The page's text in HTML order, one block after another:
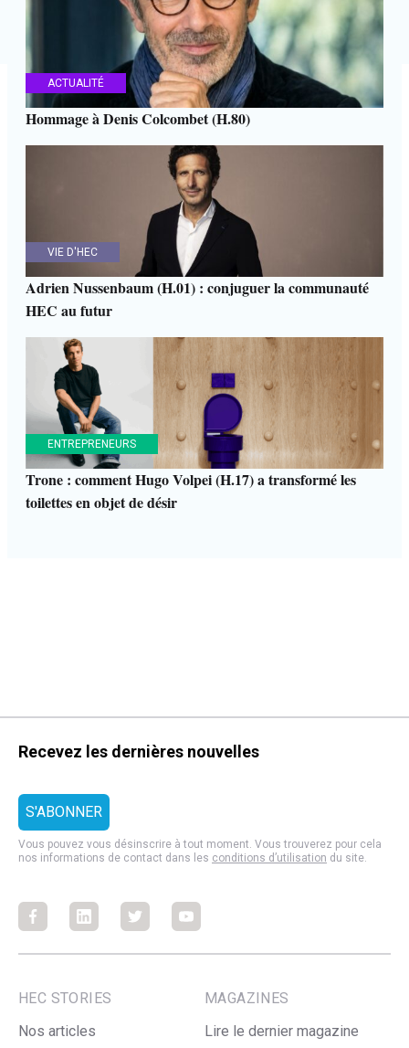
ACTUALITÉ
Hommage à Denis Colcombet (H.80)
VIE D'HEC
Adrien Nussenbaum (H.01) : conjuguer la communauté
HEC au futur
ENTREPRENEURS
Trone : comment Hugo Volpei (H.17) a transformé les
toilettes en objet de désir
Recevez les dernières nouvelles
Vous pouvez vous désinscrire à tout moment. Vous trouverez pour cela
nos informations de contact dans les conditions d’utilisation du site.
FacebookFacebookFacebookFacebook
HEC STORIES
Nos articles
MAGAZINES
Lire le dernier magazine